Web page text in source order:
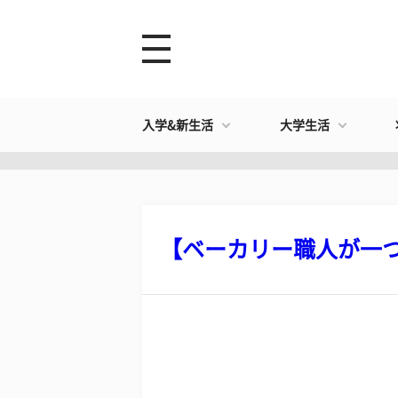
入学&新生活 大学生活
【ベーカリー職人が一